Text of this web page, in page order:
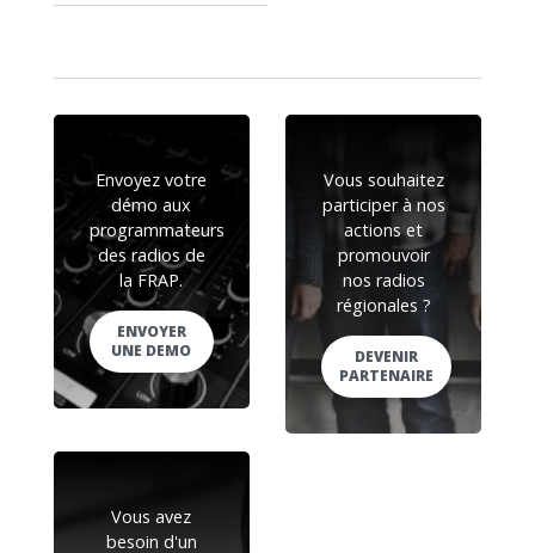
Envoyez votre
démo aux
programmateurs
des radios de
la FRAP.
ENVOYER
UNE DEMO
Vous souhaitez
participer à nos
actions et
promouvoir
nos radios
régionales ?
DEVENIR
PARTENAIRE
Vous avez
besoin d'un